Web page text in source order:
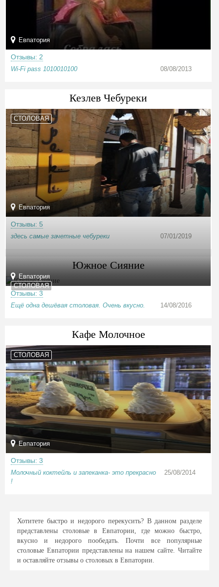
Евпатория
Отзывы: 2
Wi-Fi pass 1010010100 08/08/2013
Кезлев Чебуреки
СТОЛОВАЯ
Евпатория
Отзывы: 5
здесь самые зачетные чебуреки 07/01/2019
Южное Сияние
СТОЛОВАЯ
Евпатория
Отзывы: 3
Ещё одна дешёвая столовая. Очень вкусно. 14/08/2016
Кафе Молочное
СТОЛОВАЯ
Евпатория
Отзывы: 3
Молочный коктейль и запеканка- это прекрасно
!
25/08/2014
Хотитете быстро и недорого перекусить? В данном разделе
представлены столовые в Евпатории, где можно быстро,
вкусно и недорого пообедать. Почти все популярные
столовые Евпатории представлены на нашем сайте. Читайте
и оставляйте отзывы о столовых в Евпатории.